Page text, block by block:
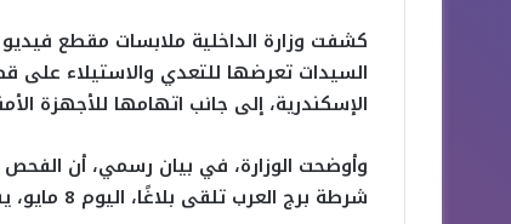
كشفت وزارة الداخلية ملابسات مقطع
السيدات تعرضها للتعدي والاستيلاء
الإسكندرية، إلى جانب اتهامها للأجهزة
وأوضحت الوزارة، في بيان رسمي، أن
شرطة برج العرب تلقى بلاغًا، اليوم 8 مايو، يفيد بنشوب مشاجرة داخل قرية محمد فريد بدائرة القسم.